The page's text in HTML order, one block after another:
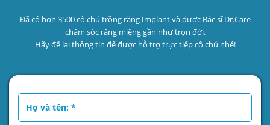
Đã có hơn 3500 cô chú trồng răng Implant và được Bác sĩ Dr.Care
chăm sóc răng miệng gần như trọn đời.
Hãy để lại thông tin để được hỗ trợ trực tiếp cô chú nhé!